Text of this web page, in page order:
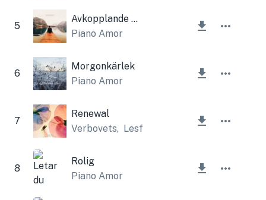
5
Avkopplande melodi
Piano Amor
6
Morgonkärlek
Piano Amor
7
Renewal
Verbovets, Lesfm
8
Rolig
Piano Amor